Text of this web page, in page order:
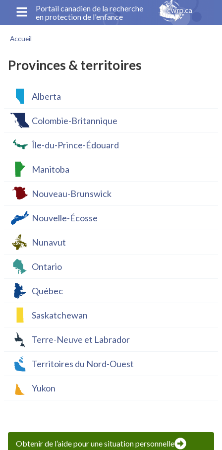
principal
Portail canadien de la recherche
en protection de l'enfance
d'Ariane
Accueil
Provinces & territoires
Alberta
Colombie-Britannique
Île-du-Prince-Édouard
Manitoba
Nouveau-Brunswick
Nouvelle-Écosse
Nunavut
Ontario
Québec
Saskatchewan
Terre-Neuve et Labrador
Territoires du Nord-Ouest
Yukon
Obtenir de l’aide pour une situation personnelle